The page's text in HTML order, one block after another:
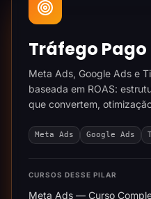
Tráfego Pago
Meta Ads, Google Ads e
baseada em ROAS:
que convertem,
Meta Ads Google Ads
CURSOS DESSE PILAR
Meta Ads — Curso